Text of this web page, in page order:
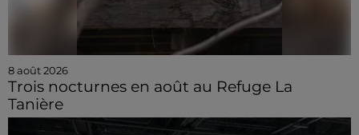
8 août 2026
Trois nocturnes en août au Refuge La
Tanière